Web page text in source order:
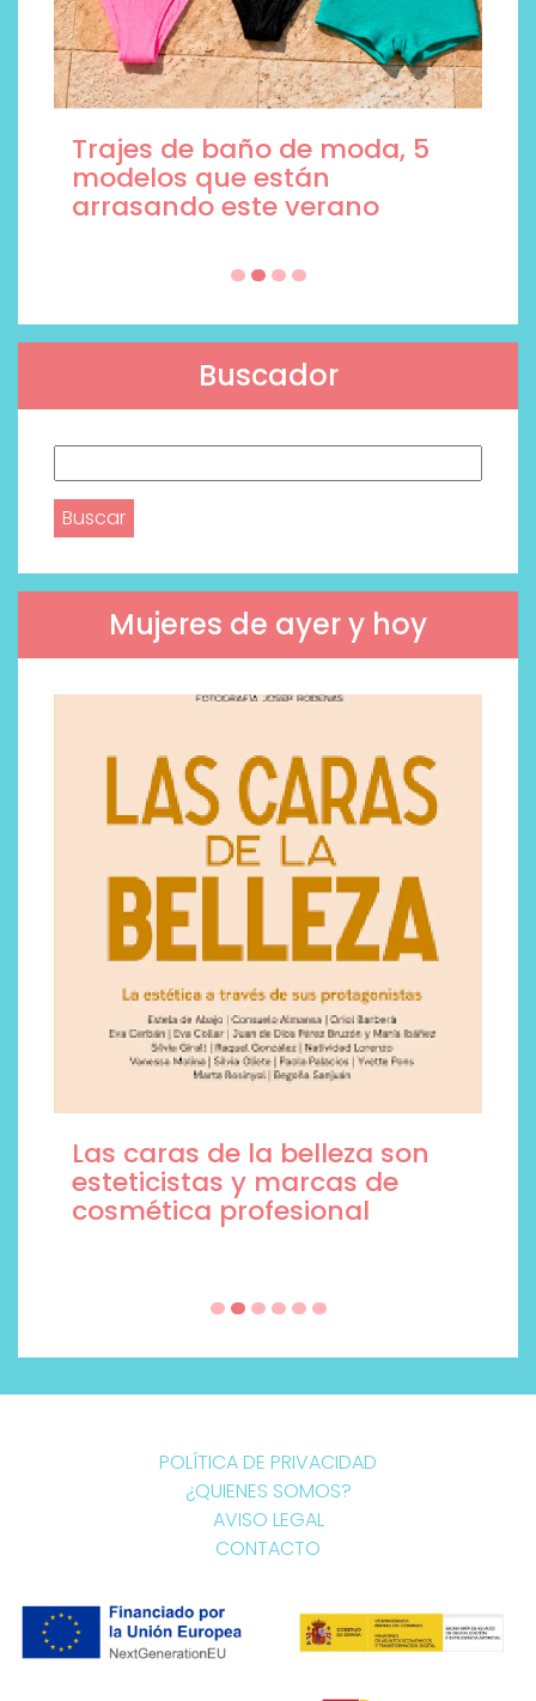
Trajes de baño de moda, 5
modelos que están
arrasando este verano
Buscador
Mujeres de ayer y hoy
Las caras de la belleza son
esteticistas y marcas de
cosmética profesional
POLÍTICA DE PRIVACIDAD
¿QUIENES SOMOS?
AVISO LEGAL
CONTACTO